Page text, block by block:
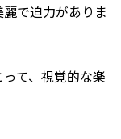
で迫力がありま
て、視覚的な楽